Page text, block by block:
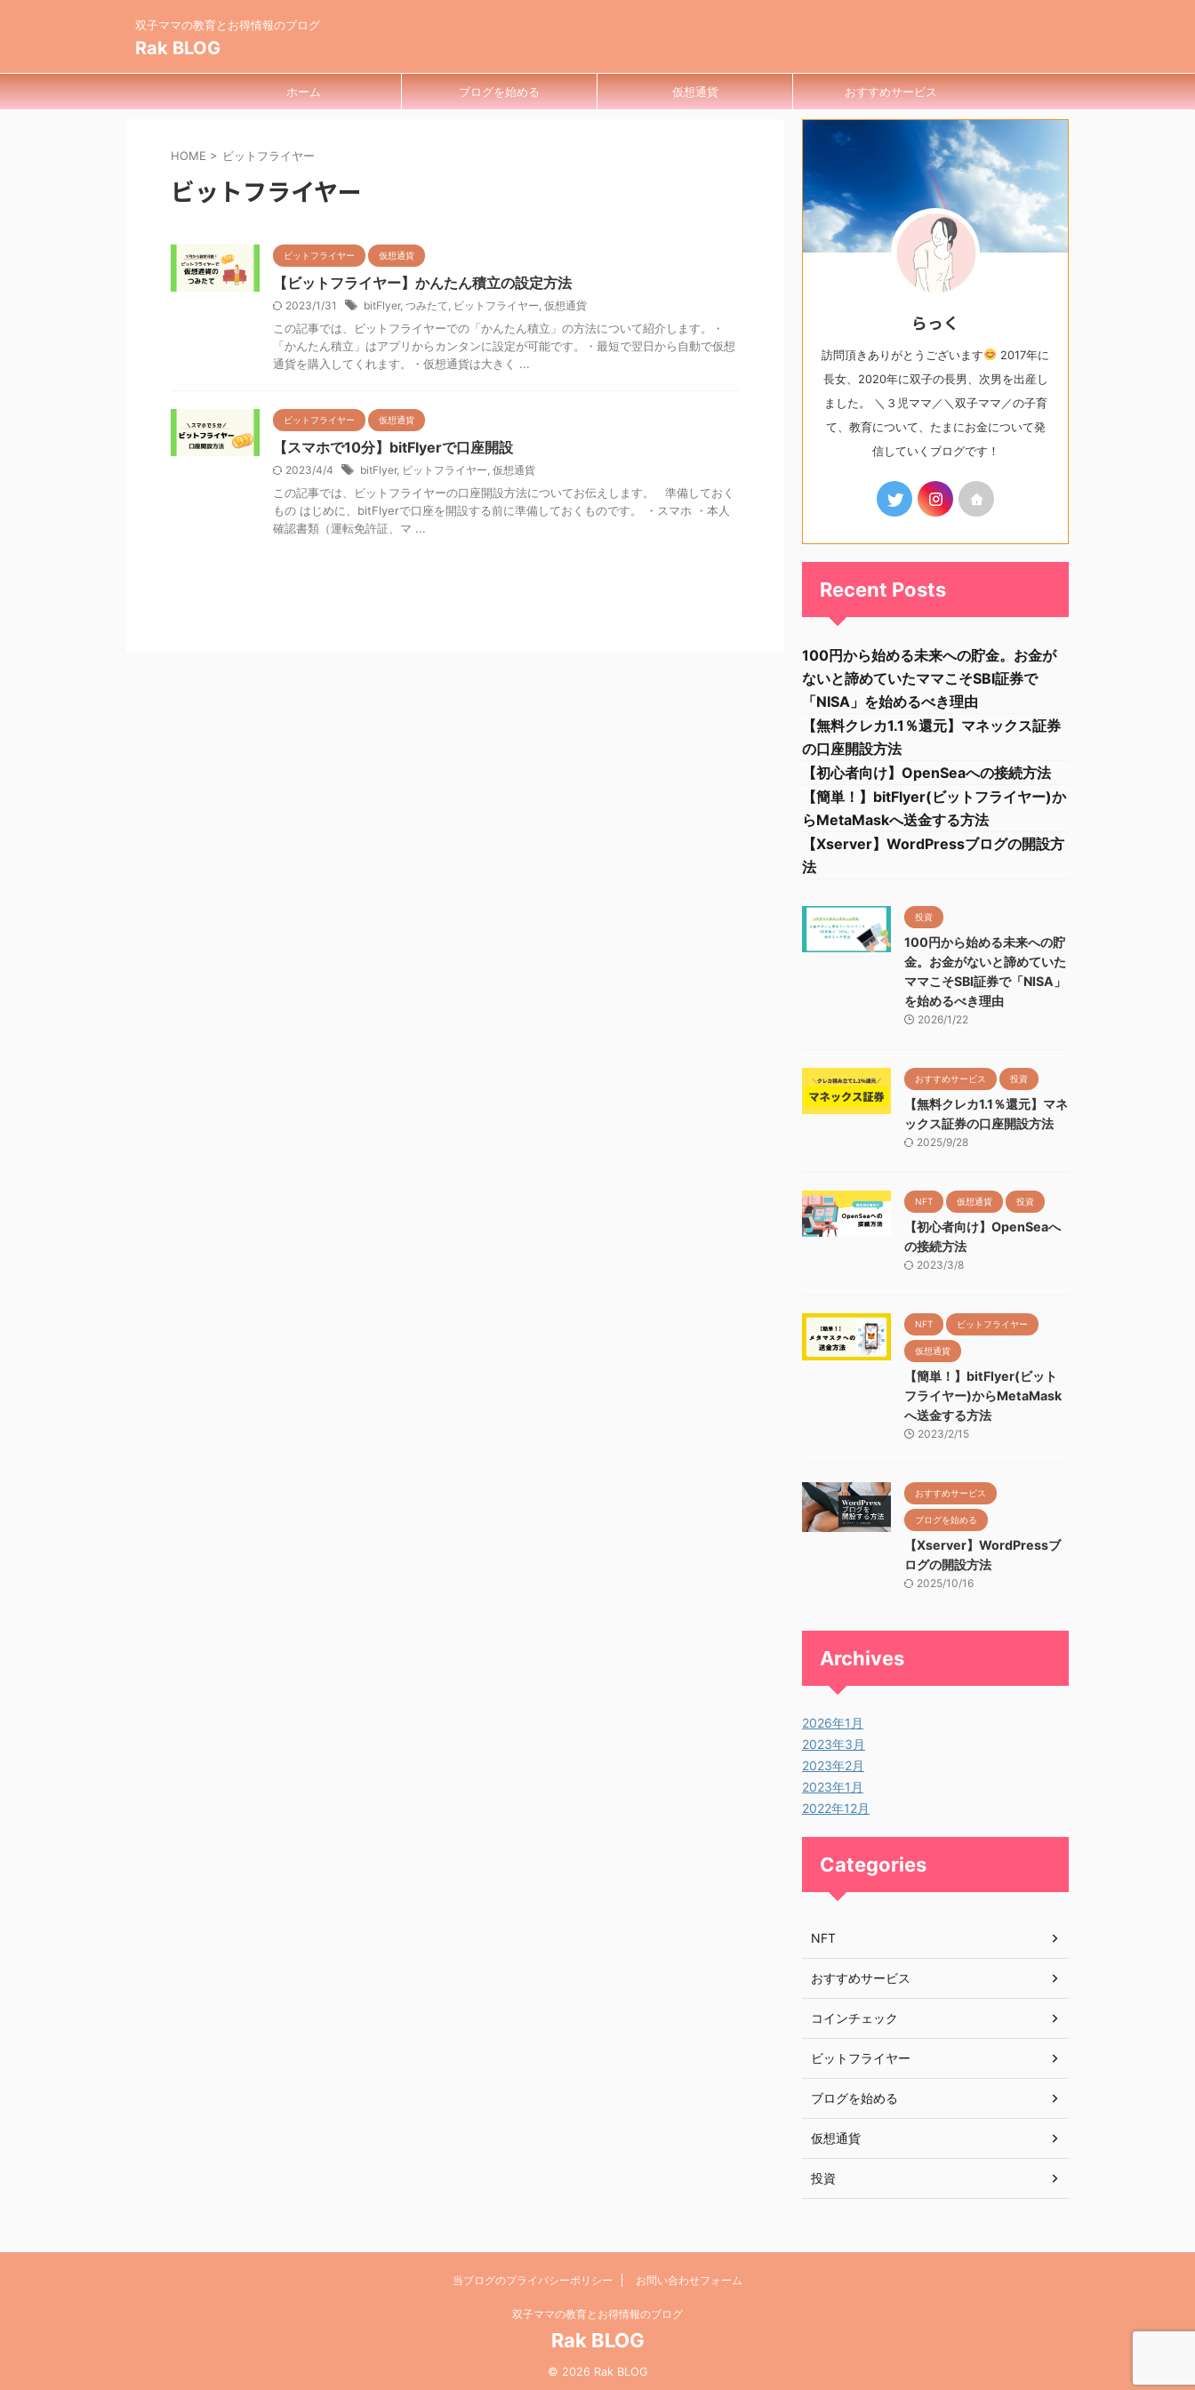
双子ママの教育とお得情報のブログ
Rak BLOG
ホーム ブログを始める 仮想通貨 おすすめサービス
HOME > ビットフライヤー
ビットフライヤー
ビットフライヤー 仮想通貨
【ビットフライヤー】かんたん積立の設定方法
2023/1/31 bitFlyer, つみたて, ビットフライヤー, 仮想通貨
この記事では、ビットフライヤーでの「かんたん積立」の方法について紹介します。・
「かんたん積立」はアプリからカンタンに設定が可能です。・最短で翌日から自動で仮想
通貨を購入してくれます。・仮想通貨は大きく ...
ビットフライヤー 仮想通貨
【スマホで10分】bitFlyerで口座開設
2023/4/4 bitFlyer, ビットフライヤー, 仮想通貨
この記事では、ビットフライヤーの口座開設方法についてお伝えします。 準備しておく
もの はじめに、bitFlyerで口座を開設する前に準備しておくものです。 ・スマホ ・本人
確認書類（運転免許証、マ ...
らっく
訪問頂きありがとうございます
2017年に
長女、2020年に双子の長男、次男を出産し
ました。 ＼３児ママ／＼双子ママ／の子育
て、教育について、たまにお金について発
信していくブログです！
Recent Posts
100円から始める未来への貯金。お金が
ないと諦めていたママこそSBI証券で
「NISA」を始めるべき理由
【無料クレカ1.1％還元】マネックス証券
の口座開設方法
【初心者向け】OpenSeaへの接続方法
【簡単！】bitFlyer(ビットフライヤー)か
らMetaMaskへ送金する方法
【Xserver】WordPressブログの開設方
法
投資
100円から始める未来への貯
金。お金がないと諦めていた
ママこそSBI証券で「NISA」
を始めるべき理由
2026/1/22
おすすめサービス 投資
【無料クレカ1.1％還元】マネ
ックス証券の口座開設方法
2025/9/28
NFT 仮想通貨 投資
【初心者向け】OpenSeaへ
の接続方法
2023/3/8
NFT ビットフライヤー
仮想通貨
【簡単！】bitFlyer(ビット
フライヤー)からMetaMask
へ送金する方法
2023/2/15
おすすめサービス
ブログを始める
【Xserver】WordPressブ
ログの開設方法
2025/10/16
Archives
2026年1月
2023年3月
2023年2月
2023年1月
2022年12月
Categories
NFT
おすすめサービス
コインチェック
ビットフライヤー
ブログを始める
仮想通貨
投資
当ブログのプライバシーポリシー お問い合わせフォーム
双子ママの教育とお得情報のブログ
Rak BLOG
© 2026 Rak BLOG